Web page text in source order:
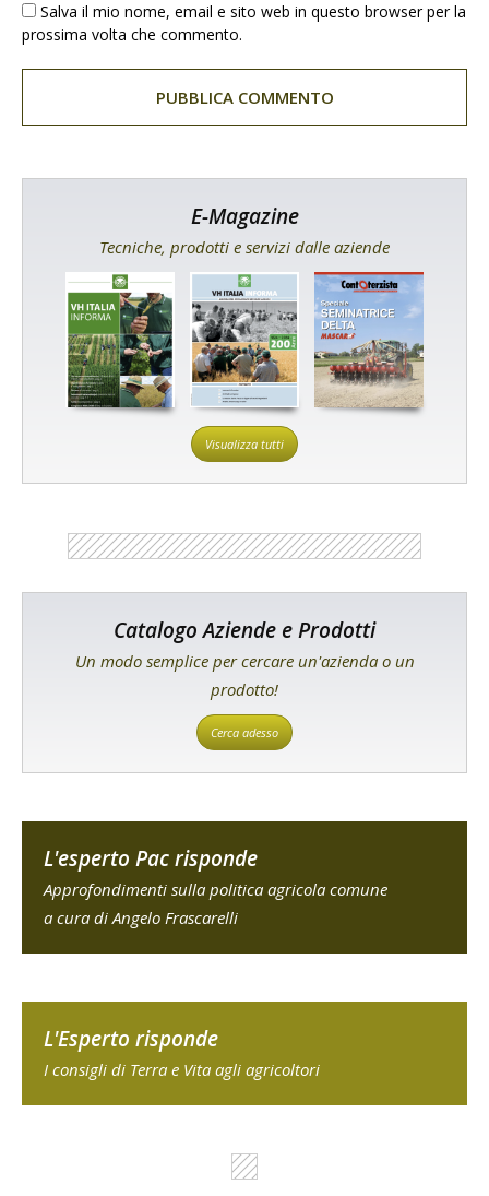
Salva il mio nome, email e sito web in questo browser per la
prossima volta che commento.
E-Magazine
Tecniche, prodotti e servizi dalle aziende
Visualizza tutti
Catalogo Aziende e Prodotti
Un modo semplice per cercare un'azienda o un
prodotto!
Cerca adesso
L'esperto Pac risponde
Approfondimenti sulla politica agricola comune
a cura di Angelo Frascarelli
L'Esperto risponde
I consigli di Terra e Vita agli agricoltori